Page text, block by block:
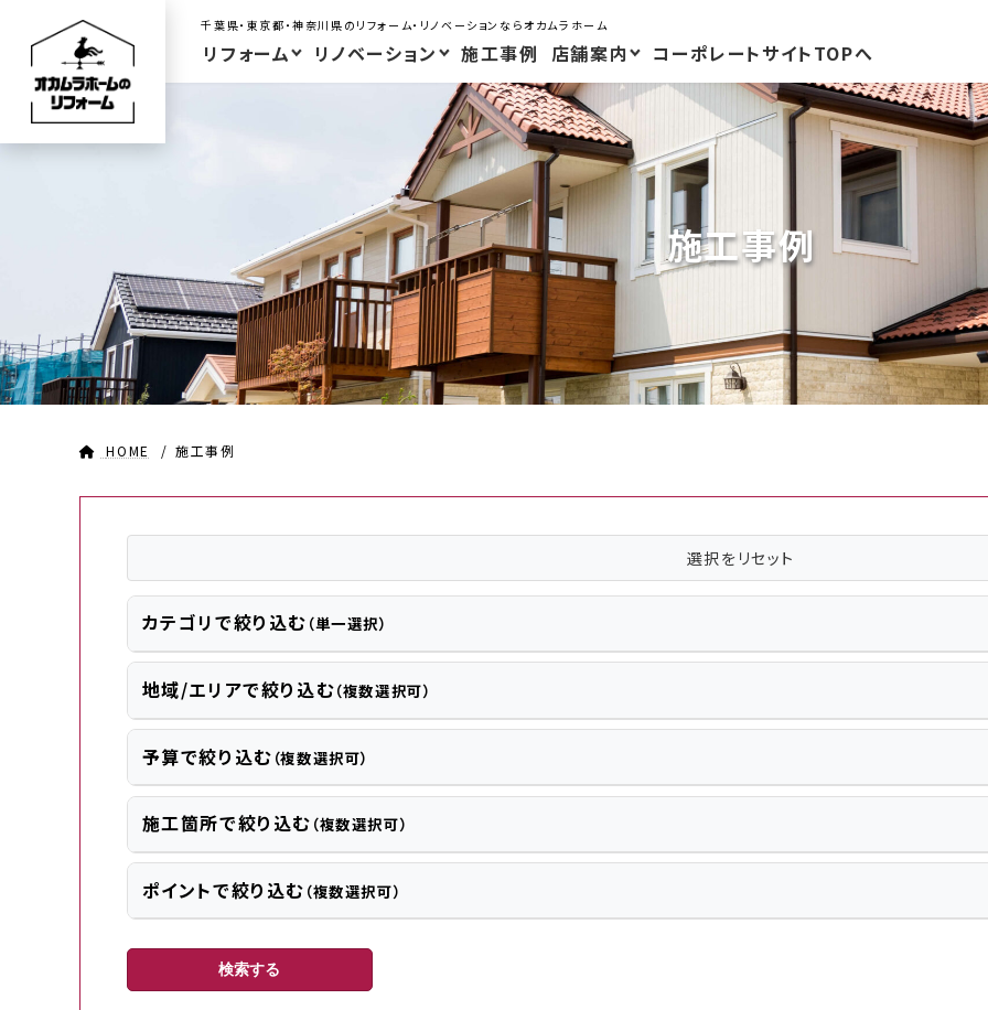
千葉県・東京都・神奈川県のリフォーム・リノベーションならオカムラホーム
リフォーム リノベーション 施工事例 店舗案内 コーポレートサイトTOPへ
施工事例
HOME 施工事例
選択をリセット
カテゴリで絞り込む （単一選択）
地域/エリアで絞り込む（複数選択可）
東京都 神奈川県 千葉県
中央区 千代田区 台東区 墨田区 文京区 新宿区 杉並区 板橋区 江東区 渋谷区 港区 葛飾区 青
予算で絞り込む （複数選択可）
施工箇所で絞り込む （複数選択可）
ポイントで絞り込む （複数選択可）